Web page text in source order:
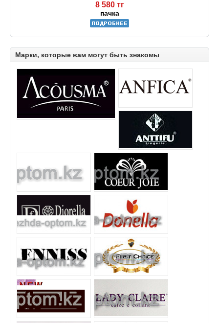
8 580 тг
пачка
Марки, которые вам могут быть знакомы